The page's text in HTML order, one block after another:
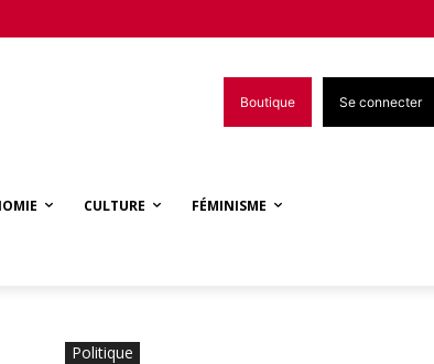
Boutique Se connecter
CULTURE FÉMINISME
Politique